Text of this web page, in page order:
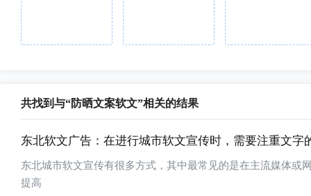
共找到与“防晒文案软文”相关的结果
东北软文广告：在进行城市软文宣传时，需要注重文字
东北城市软文宣传有很多方式，其中最常见的是在主流媒体或
提高